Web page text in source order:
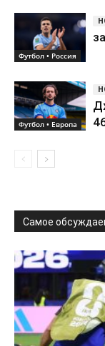
Футбол • Россия
Футбол • Европа
Самое